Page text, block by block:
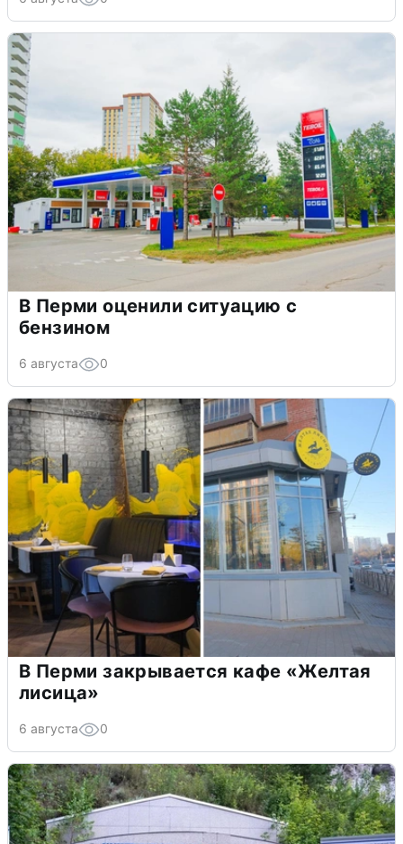
В Перми оценили ситуацию с
бензином
6 августа 0
В Перми закрывается кафе «Желтая
лисица»
6 августа 0